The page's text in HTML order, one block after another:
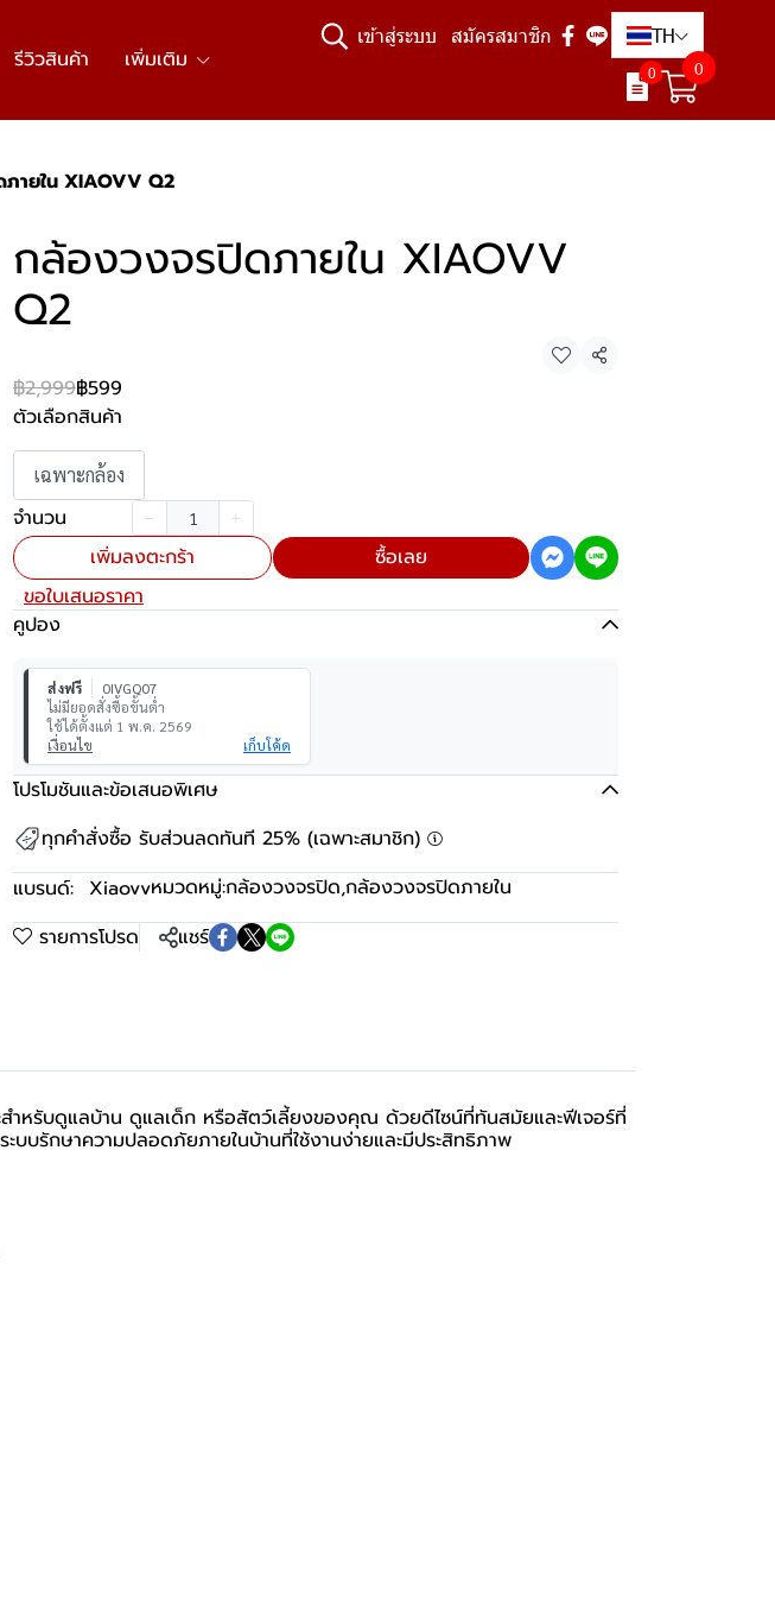
รีวิวสินค้า เพิ่มเติม
เข้าสู่ระบบ สมัครสมาชิก TH
0 0
ายใน XIAOVV Q2
กล้องวงจรปิดภายใน XIAOVV
Q2
แชร์
฿2,999฿599
ตัวเลือกสินค้า
เฉพาะกล้อง
จำนวน
เพิ่มลงตะกร้า
ซื้อเลย
ขอใบเสนอราคา
คูปอง
ส่งฟรี
0IVGQ07
ไม่มียอดสั่งซื้อขั้นต่ำ
ใช้ได้ตั้งแต่ 1 พ.ค. 2569
เงื่อนไข
เก็บโค้ด
โปรโมชันและข้อเสนอพิเศษ
ทุกคำสั่งซื้อ รับส่วนลดทันที 25% (เฉพาะสมาชิก)
แบรนด์: Xiaovvหมวดหมู่:กล้องวงจรปิด,กล้องวงจรปิดภายใน
รายการโปรด
แชร์
หรับดูแลบ้าน ดูแลเด็ก หรือสัตว์เลี้ยงของคุณ ด้วยดีไซน์ที่ทันสมัยและฟีเจอร์ที่
บรักษาความปลอดภัยภายในบ้านที่ใช้งานง่ายและมีประสิทธิภาพ